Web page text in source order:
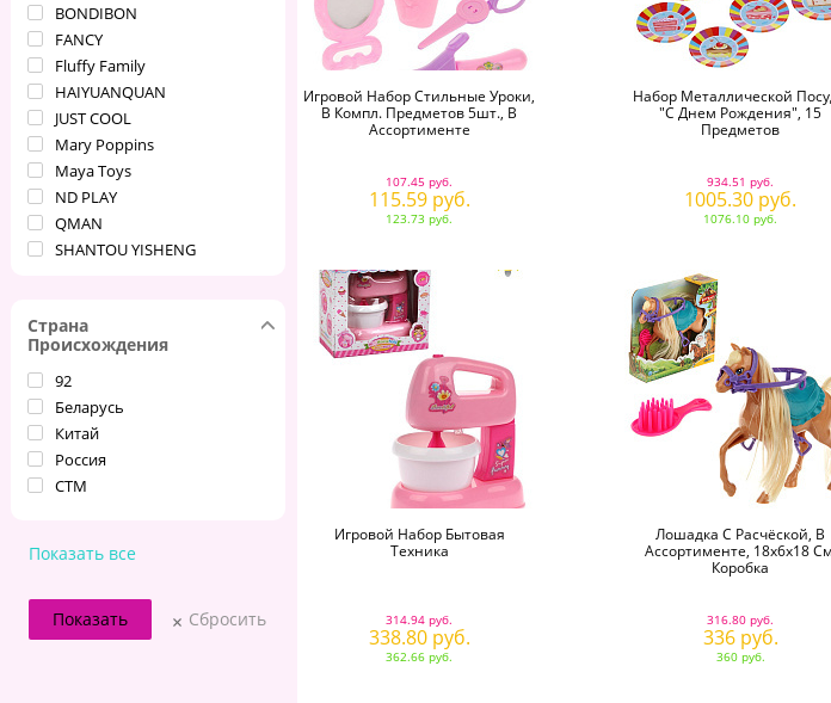
BONDIBON
FANCY
Fluffy Family
HAIYUANQUAN
JUST COOL
Mary Poppins
Maya Toys
ND PLAY
QMAN
SHANTOU YISHENG
ZHORYA
ИГРАЕМ ВМЕСТЕ
Карапуз
Лена
Наша Игрушка
Полесье
Росигрушка
Форма
Страна
Происхождения
92
Беларусь
Китай
Россия
СТМ
Показать все
Сбросить
Игровой Набор Стильные Уроки,
В Компл. Предметов 5шт., В
Ассортименте
107.45 руб.
115.59 руб.
123.73 руб.
Набор Металлической
"С Днем Рождения", 15
Предметов
934.51 руб.
1005.30 руб.
1076.10 руб.
Игровой Набор Бытовая
Техника
314.94 руб.
338.80 руб.
362.66 руб.
Лошадка С Расчёской, В
Ассортименте, 18х6х18
Коробка
316.80 руб.
336 руб.
360 руб.